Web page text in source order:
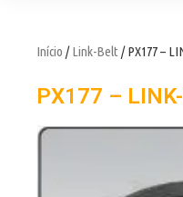
Início /Link-Belt / PX177 –
PX177 –